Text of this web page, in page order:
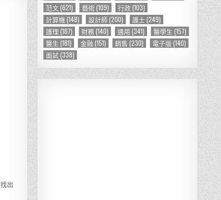
出
范文(621) 藝術(109) 行政(103)
計算機 (148) 設計師(200) 護士(249)
護理 (187) 財務(140) 通用 (341) 醫學生 (157)
醫生 (181) 金融 (151) 銷售 (230) 電子版 (140)
面試(338)